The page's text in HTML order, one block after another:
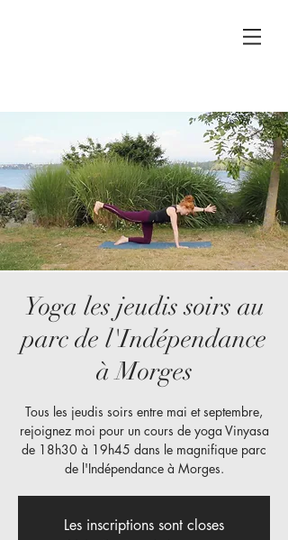
Yoga les jeudis soirs au
parc de l'Indépendance
à Morges
Tous les jeudis soirs entre mai et septembre,
rejoignez moi pour un cours de yoga Vinyasa
de 18h30 à 19h45 dans le magnifique parc
de l'Indépendance à Morges.
Les inscriptions sont closes